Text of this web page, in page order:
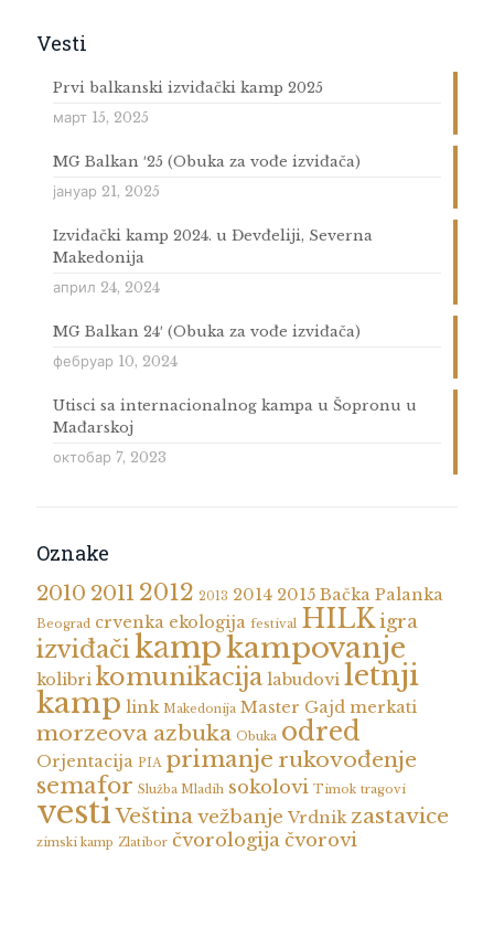
Vesti
Prvi balkanski izviđački kamp 2025
март 15, 2025
MG Balkan ′25 (Obuka za vođe izviđača)
јануар 21, 2025
Izviđački kamp 2024. u Đevđeliji, Severna
Makedonija
април 24, 2024
MG Balkan 24′ (Obuka za vođe izviđača)
фебруар 10, 2024
Utisci sa internacionalnog kampa u Šopronu u
Mađarskoj
октобар 7, 2023
Oznake
2010 2011 2012 2013 2014 2015 Bačka Palanka
Beograd crvenka ekologija festival HILKigra
izviđačikampkampovanje
kolibri komunikacija labudovi letnji
kamp link Makedonija Master Gajd merkati
morzeova azbuka Obuka odred
Orjentacija PIA primanje rukovođenje
semafor Služba Mladih sokolovi Timok tragovi
vesti Veštinavežbanje Vrdnik zastavice
zimski kamp Zlatibor čvorologijačvorovi